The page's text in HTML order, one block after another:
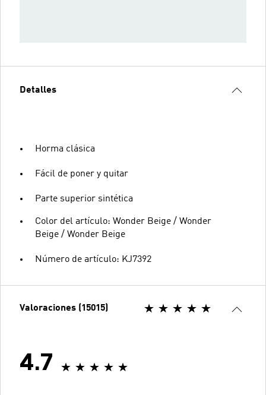
Detalles
Horma clásica
Fácil de poner y quitar
Parte superior sintética
Color del artículo: Wonder Beige / Wonder
Beige / Wonder Beige
Número de artículo: KJ7392
Valoraciones (15015)
4.7